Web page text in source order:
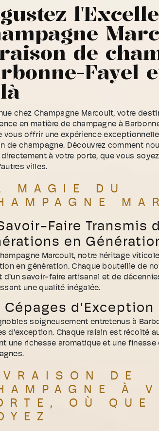
de
Fayel
chez Champagne Marcoult, votre
en matière de champagne à
vous offrir une expérience
de champagne. Découvrez comment
à votre porte, que vous
villes.
MAGIE DU
Faire Transmis
en
Marcoult, notre héritage
en génération. Chaque bouteille de
d'un savoir-faire artisanal et de
une qualité inégalée.
Cépages d'Exception
soigneusement entretenus à
d'exception. Chaque raisin est récolté
une richesse aromatique et une
DE
À
OÙ QUE